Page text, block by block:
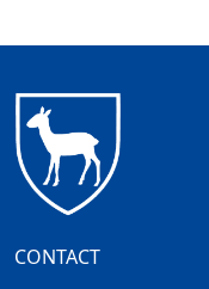
CONTACT